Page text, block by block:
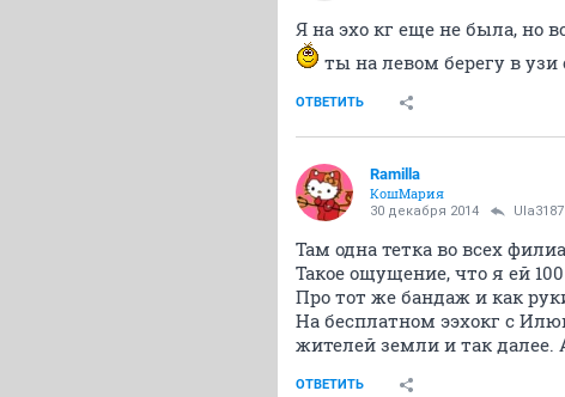
Я на эхо кг еще не была, но
ты на левом берегу в
ОТВЕТИТЬ
Ramilla
КошМария
30 декабря 2014 Ula3187
Там одна тетка во всех
Такое ощущение, что я ей
Про тот же бандаж и как
На бесплатном ээхокг с
жителей земли и так
ОТВЕТИТЬ